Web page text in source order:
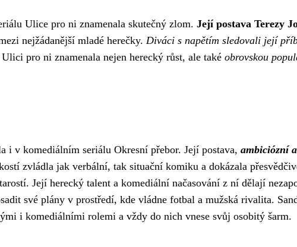
Ulice pro ni znamenala skutečný zlom. Její postava Terezy
nejžádanější mladé herečky. Diváci s napětím sledovali její
pro ni znamenala nejen herecký růst, ale také obrovskou
i v komediálním seriálu Okresní přebor. Její postava, ambiciózní
zvládla jak verbální, tak situační komiku a dokázala
Její herecký talent a komediální načasování z ní dělají
své plány v prostředí, kde vládne fotbal a mužská rivalita.
i komediálními rolemi a vždy do nich vnese svůj osobitý šarm.